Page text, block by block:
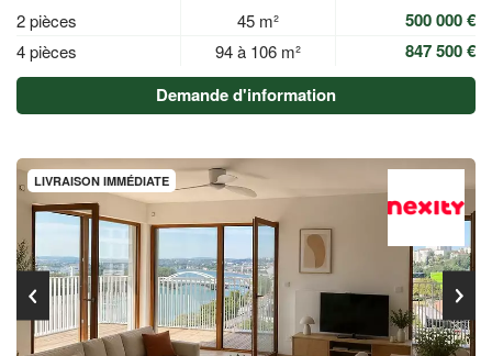
2 pièces 45 m² 500 000 €
4 pièces 94 à 106 m²
847 500 €
Demande d'information
LIVRAISON IMMÉDIATE